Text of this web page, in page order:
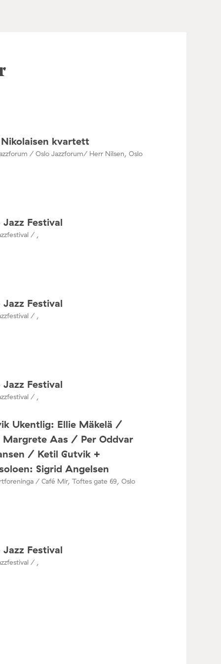
kvartett
/ Oslo Jazzforum/ Herr Nilsen, Oslo
Jazz Festival
/ ,
Jazz Festival
/ ,
Jazz Festival
/ ,
Ukentlig: Ellie Mäkelä /
Margrete Aas / Per Oddvar
/ Ketil Gutvik +
Sigrid Angelsen
/ Café Mir, Toftes gate 69, Oslo
Jazz Festival
/ ,